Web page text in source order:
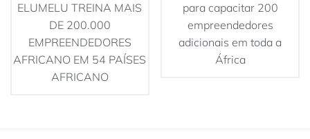
ELUMELU TREINA MAIS
DE 200.000
EMPREENDEDORES
AFRICANO EM 54 PAÍSES
AFRICANO
para capacitar 200
empreendedores
adicionais em toda a
África